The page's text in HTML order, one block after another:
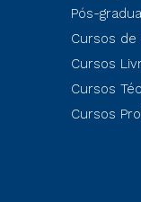
Pós-
Cursos de
Cursos
Cursos
Cursos